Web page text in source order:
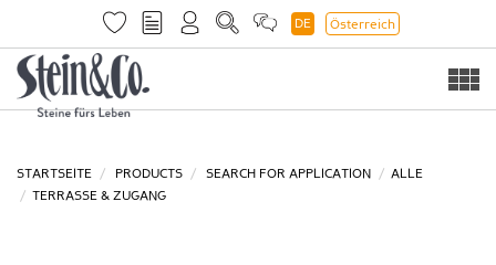
DE Österreich
STARTSEITE PRODUCTS SEARCH FOR APPLICATION
ALLE
TERRASSE & ZUGANG